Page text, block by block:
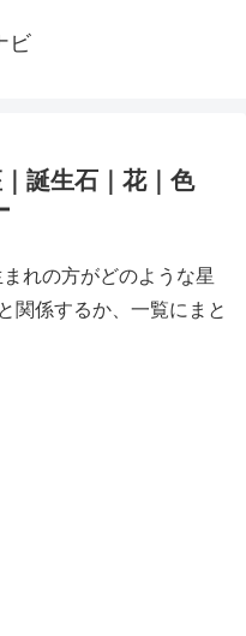
ビ
誕生石｜花｜色
れの方がどのような星
関係するか、一覧にまと